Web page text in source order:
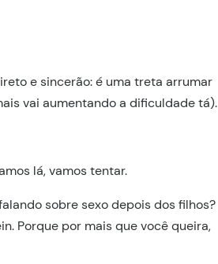
e sincerão: é uma treta arrumar
vai aumentando a dificuldade tá).
lá, vamos tentar.
sobre sexo depois dos filhos?
Porque por mais que você queira,